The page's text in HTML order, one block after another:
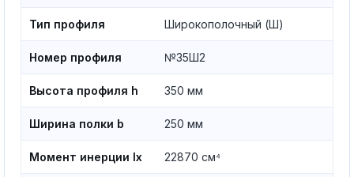
Тип профиля Широкополочный (Ш)
Номер профиля №35Ш2
Высота профиля h 350 мм
Ширина полки b 250 мм
Момент инерции Ix 22870 см⁴